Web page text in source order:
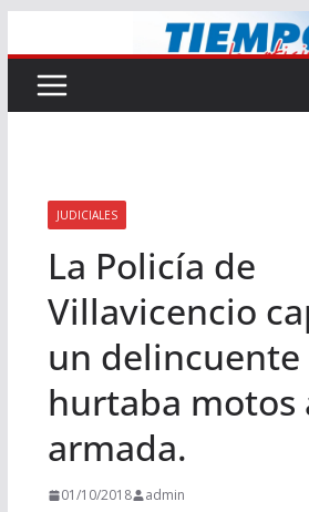
al
contenido
JUDICIALES
La Policía de
Villavicencio
un delincuente
hurtaba motos
armada.
01/10/2018 admin